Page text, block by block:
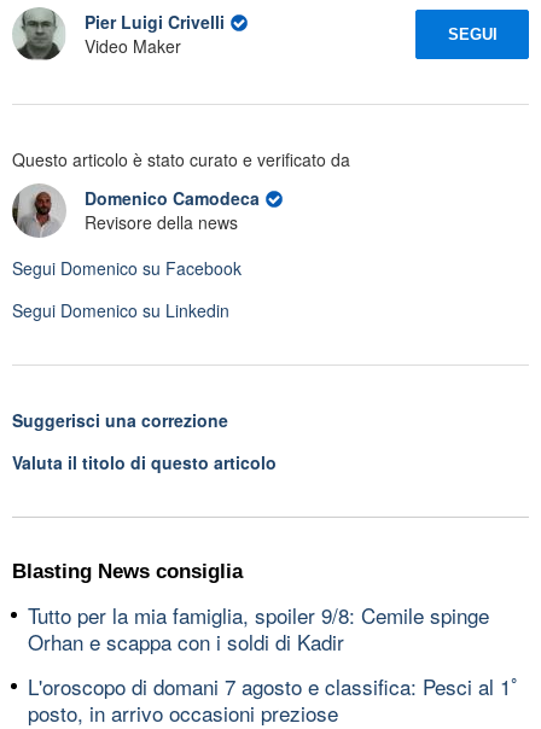
Pier Luigi Crivelli
Video Maker
SEGUI
Questo articolo è stato curato e verificato da
Domenico Camodeca
Revisore della news
Segui Domenico su Facebook
Segui Domenico su Linkedin
Suggerisci una correzione
Valuta il titolo di questo articolo
Blasting News consiglia
Tutto per la mia famiglia, spoiler 9/8: Cemile spinge
Orhan e scappa con i soldi di Kadir
L'oroscopo di domani 7 agosto e classifica: Pesci al 1ﾟ
posto, in arrivo occasioni preziose